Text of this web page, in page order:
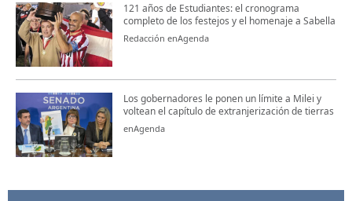
121 años de Estudiantes: el cronograma
completo de los festejos y el homenaje a Sabella
Redacción enAgenda
Los gobernadores le ponen un límite a Milei y
voltean el capítulo de extranjerización de tierras
enAgenda